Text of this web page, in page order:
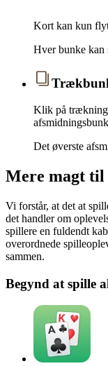
Kort kan kun
Hver bunke kan
Klik på
Det øverste
Mere magt til
Vi forstår, at det at
det handler om
spillere en fuldendt
overordnede
sammen.
Begynd at spille